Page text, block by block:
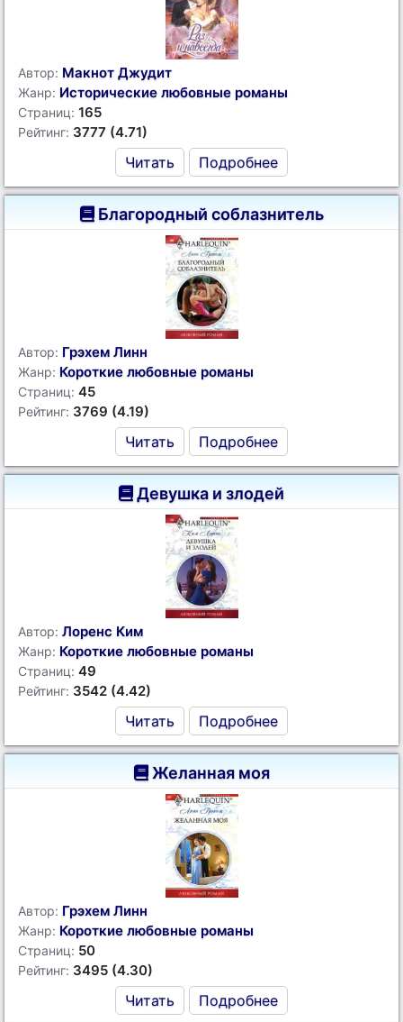
Автор: Макнот Джудит
Жанр: Исторические любовные романы
Страниц: 165
Рейтинг: 3777 (4.71)
Читать Подробнее
Благородный соблазнитель
Автор: Грэхем Линн
Жанр: Короткие любовные романы
Страниц: 45
Рейтинг: 3769 (4.19)
Читать Подробнее
Девушка и злодей
Автор: Лоренс Ким
Жанр: Короткие любовные романы
Страниц: 49
Рейтинг: 3542 (4.42)
Читать Подробнее
Желанная моя
Автор: Грэхем Линн
Жанр: Короткие любовные романы
Страниц: 50
Рейтинг: 3495 (4.30)
Читать Подробнее